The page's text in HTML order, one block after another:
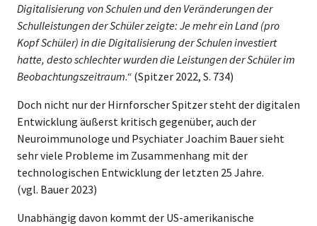
Digitalisierung von Schulen und den Veränderungen der
Schulleistungen der Schüler zeigte: Je mehr ein Land (pro
Kopf Schüler) in die Digitalisierung der Schulen investiert
hatte, desto schlechter wurden die Leistungen der Schüler im
Beobachtungszeitraum.“ (Spitzer 2022, S. 734)
Doch nicht nur der Hirnforscher Spitzer steht der digitalen
Entwicklung äußerst kritisch gegenüber, auch der
Neuroimmunologe und Psychiater Joachim Bauer sieht
sehr viele Probleme im Zusammenhang mit der
technologischen Entwicklung der letzten 25 Jahre.
(vgl. Bauer 2023)
Unabhängig davon kommt der US-amerikanische